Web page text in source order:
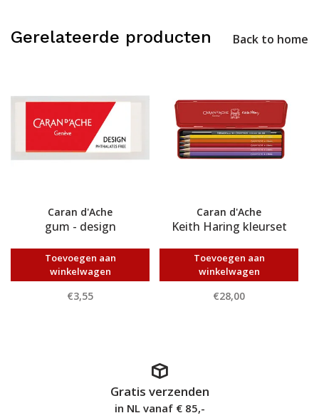
Gerelateerde producten Back to home
Caran d'Ache
gum - design
Toevoegen aan
winkelwagen
€3,55
Caran d'Ache
Keith Haring kleurset
Toevoegen aan
winkelwagen
€28,00
Gratis verzenden
in NL vanaf € 85,-